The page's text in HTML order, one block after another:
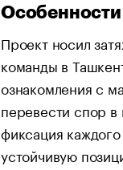
Особенности
Проект носил
команды в
ознакомления с
перевести спор в
фиксация
устойчивую